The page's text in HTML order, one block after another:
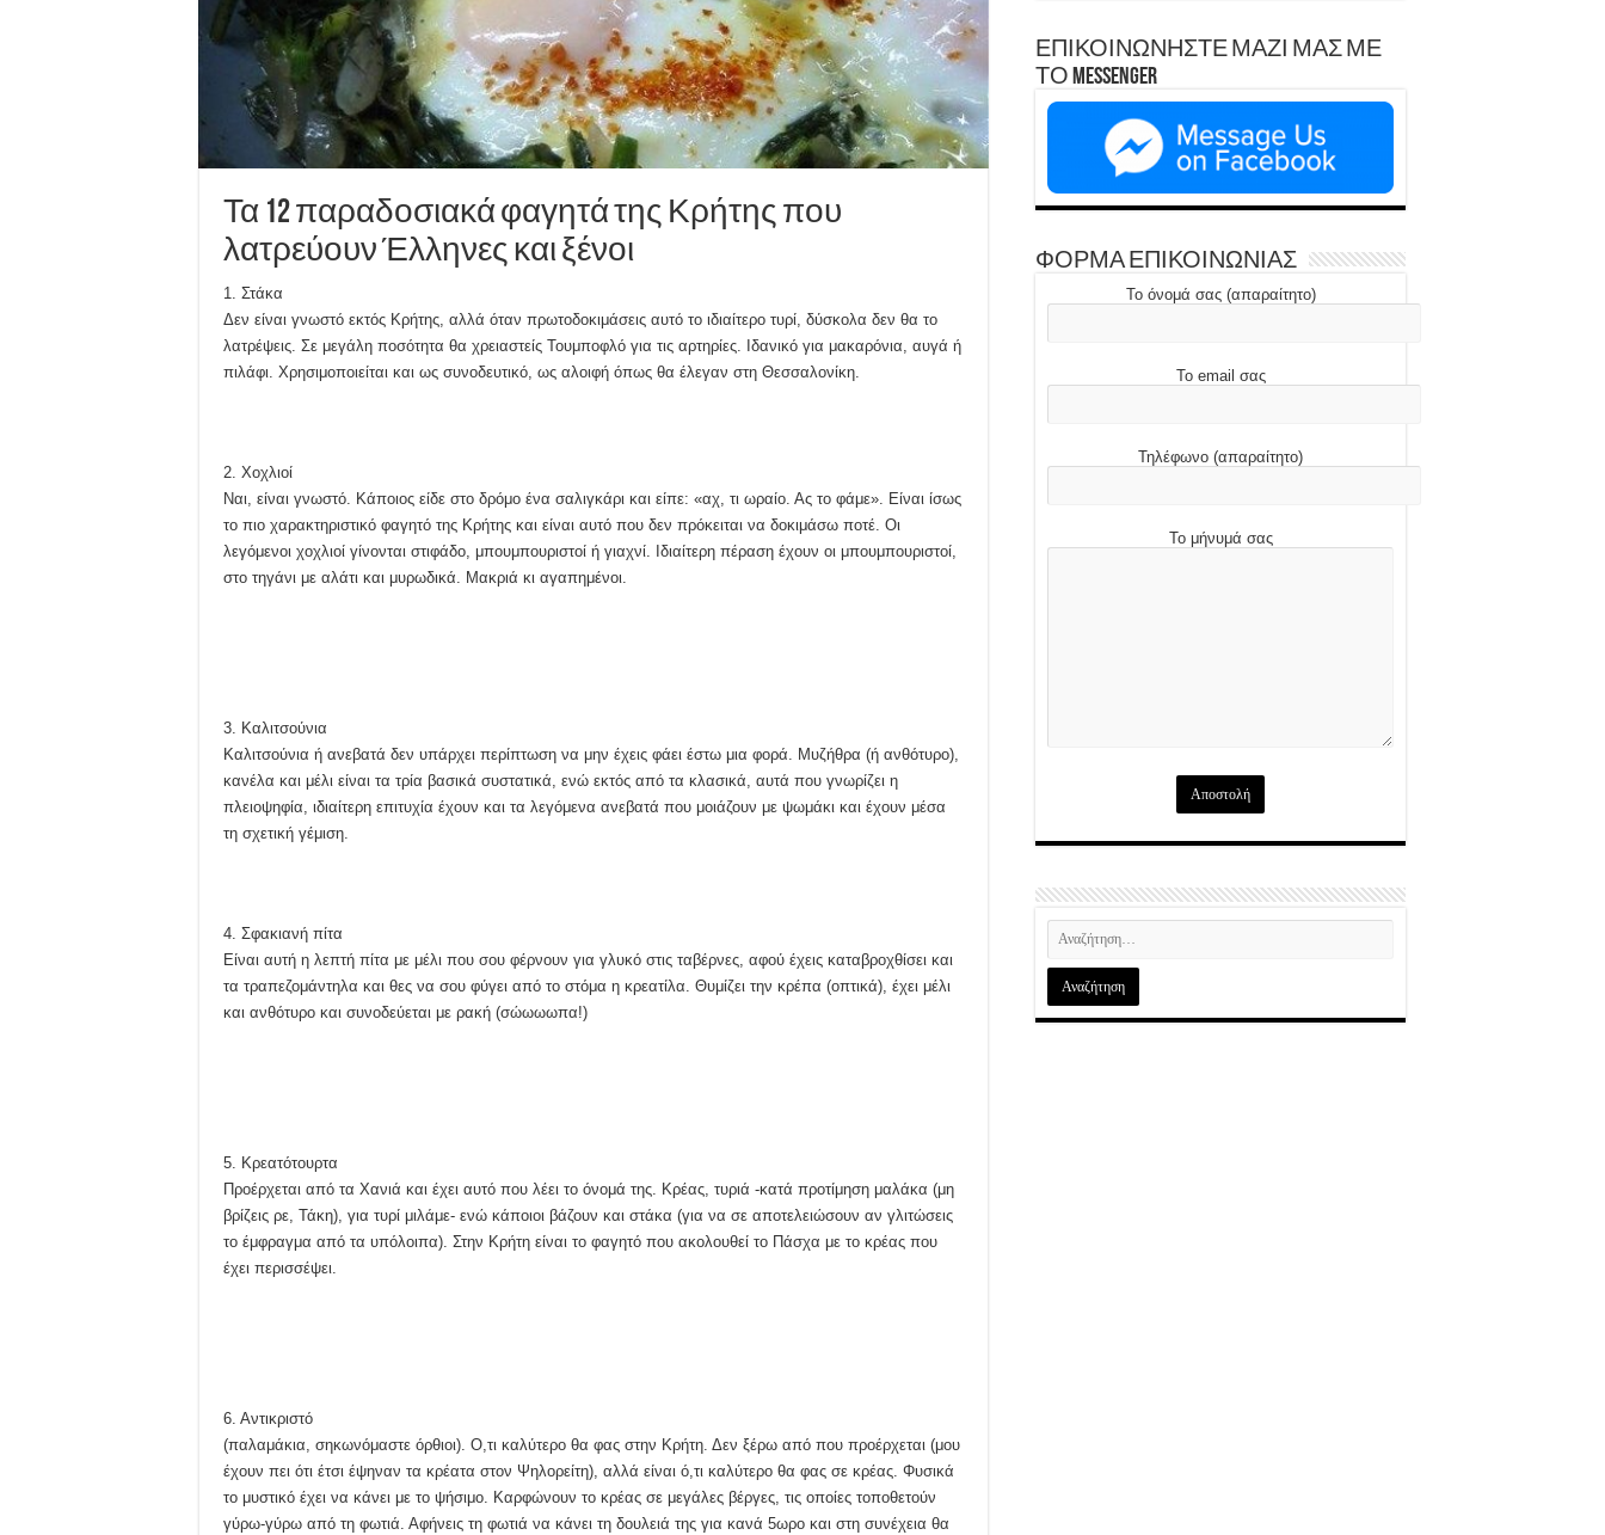
Τα 12 παραδοσιακά φαγητά της Κρήτης που
λατρεύουν Έλληνες και ξένοι
1. Στάκα
Δεν είναι γνωστό εκτός Κρήτης, αλλά όταν πρωτοδοκιμάσεις αυτό το ιδιαίτερο τυρί, δύσκολα δεν θα το
λατρέψεις. Σε μεγάλη ποσότητα θα χρειαστείς Τουμποφλό για τις αρτηρίες. Ιδανικό για μακαρόνια, αυγά ή
πιλάφι. Χρησιμοποιείται και ως συνοδευτικό, ως αλοιφή όπως θα έλεγαν στη Θεσσαλονίκη.
2. Χοχλιοί
Ναι, είναι γνωστό. Κάποιος είδε στο δρόμο ένα σαλιγκάρι και είπε: «αχ, τι ωραίο. Ας το φάμε». Είναι ίσως
το πιο χαρακτηριστικό φαγητό της Κρήτης και είναι αυτό που δεν πρόκειται να δοκιμάσω ποτέ. Οι
λεγόμενοι χοχλιοί γίνονται στιφάδο, μπουμπουριστοί ή γιαχνί. Ιδιαίτερη πέραση έχουν οι μπουμπουριστοί,
στο τηγάνι με αλάτι και μυρωδικά. Μακριά κι αγαπημένοι.
3. Καλιτσούνια
Καλιτσούνια ή ανεβατά δεν υπάρχει περίπτωση να μην έχεις φάει έστω μια φορά. Μυζήθρα (ή ανθότυρο),
κανέλα και μέλι είναι τα τρία βασικά συστατικά, ενώ εκτός από τα κλασικά, αυτά που γνωρίζει η
πλειοψηφία, ιδιαίτερη επιτυχία έχουν και τα λεγόμενα ανεβατά που μοιάζουν με ψωμάκι και έχουν μέσα
τη σχετική γέμιση.
4. Σφακιανή πίτα
Είναι αυτή η λεπτή πίτα με μέλι που σου φέρνουν για γλυκό στις ταβέρνες, αφού έχεις καταβροχθίσει και
τα τραπεζομάντηλα και θες να σου φύγει από το στόμα η κρεατίλα. Θυμίζει την κρέπα (οπτικά), έχει μέλι
και ανθότυρο και συνοδεύεται με ρακή (σώωωωπα!)
5. Κρεατότουρτα
Προέρχεται από τα Χανιά και έχει αυτό που λέει το όνομά της. Κρέας, τυριά -κατά προτίμηση μαλάκα (μη
βρίζεις ρε, Τάκη), για τυρί μιλάμε- ενώ κάποιοι βάζουν και στάκα (για να σε αποτελειώσουν αν γλιτώσεις
το έμφραγμα από τα υπόλοιπα). Στην Κρήτη είναι το φαγητό που ακολουθεί το Πάσχα με το κρέας που
έχει περισσέψει.
6. Αντικριστό
(παλαμάκια, σηκωνόμαστε όρθιοι). Ο,τι καλύτερο θα φας στην Κρήτη. Δεν ξέρω από που προέρχεται (μου
έχουν πει ότι έτσι έψηναν τα κρέατα στον Ψηλορείτη), αλλά είναι ό,τι καλύτερο θα φας σε κρέας. Φυσικά
το μυστικό έχει να κάνει με το ψήσιμο. Καρφώνουν το κρέας σε μεγάλες βέργες, τις οποίες τοποθετούν
γύρω-γύρω από τη φωτιά. Αφήνεις τη φωτιά να κάνει τη δουλειά της για κανά 5ωρο και στη συνέχεια θα
ΕΠΙΚΟΙΝΩΝΗΣΤΕ ΜΑΖΙ ΜΑΣ ΜΕ
ΤΟ Messenger
ΦΟΡΜΑ ΕΠΙΚΟΙΝΩΝΙΑΣ
Το όνομά σας (απαραίτητο)
Το email σας
Τηλέφωνο (απαραίτητο)
Το μήνυμά σας